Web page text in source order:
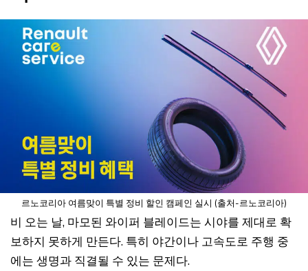
르노코리아 여름맞이 특별 정비 할인 캠페인 실시 (출처-르노코리아)
비 오는 날, 마모된 와이퍼 블레이드는 시야를 제대로 확
보하지 못하게 만든다. 특히 야간이나 고속도로 주행 중
에는 생명과 직결될 수 있는 문제다.